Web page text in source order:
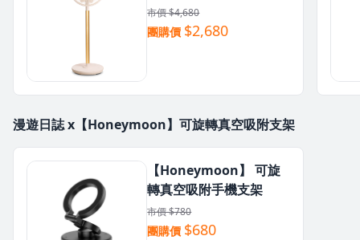
市價 $4,680
團購價 $2,680
漫遊日誌 x【Honeymoon】可旋轉真空吸附支架
【Honeymoon】 可旋
轉真空吸附手機支架
市價 $780
團購價 $680